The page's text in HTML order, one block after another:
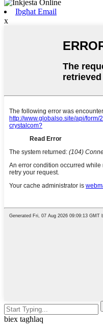
Ibgħat Email
x
biex tagħlaq